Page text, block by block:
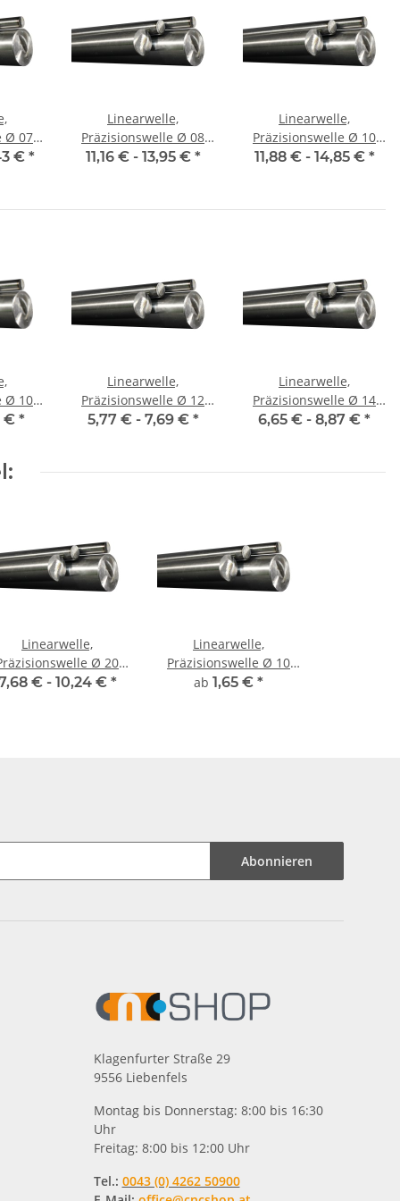
€ *
Linearwelle,
Präzisionswelle Ø 08
mm, je m ± 5 mm,
11,16 € - 13,95 € *
Linearwelle,
Präzisionswelle Ø 10
mm, je m ± 5 mm,
11,88 € - 14,85 € *
€ *
Linearwelle,
Präzisionswelle Ø 12
mm, 500 mm, gehärtet
5,77 € - 7,69 € *
Linearwelle,
Präzisionswelle Ø 14
mm, 500 mm, gehärtet
6,65 € - 8,87 € *
Linearwelle,
Ø 20
500 mm, gehärtet
€ - 10,24 € *
Linearwelle,
Präzisionswelle Ø 10
mm, gehärtet,
ab 1,65 € *
Abonnieren
Klagenfurter Straße 29
9556 Liebenfels
Montag bis Donnerstag: 8:00 bis 16:30
Uhr
Freitag: 8:00 bis 12:00 Uhr
Tel.: 0043 (0) 4262 50900